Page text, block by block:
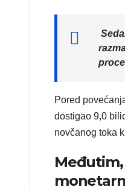
Pored
dostigao 9,0
novčanog toka